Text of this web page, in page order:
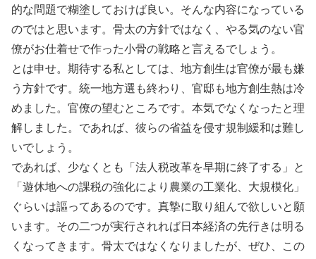
的な問題で糊塗しておけば良い。そんな内容になっている
のではと思います。骨太の方針ではなく、やる気のない官
僚がお仕着せで作った小骨の戦略と言えるでしょう。
とは申せ。期待する私としては、地方創生は官僚が最も嫌
う方針です。統一地方選も終わり、官邸も地方創生熱は冷
めました。官僚の望むところです。本気でなくなったと理
解しました。であれば、彼らの省益を侵す規制緩和は難し
いでしょう。
であれば、少なくとも「法人税改革を早期に終了する」と
「遊休地への課税の強化により農業の工業化、大規模化」
ぐらいは謳ってあるのです。真摯に取り組んで欲しいと願
います。その二つが実行されれば日本経済の先行きは明る
くなってきます。骨太ではなくなりましたが、ぜひ、この